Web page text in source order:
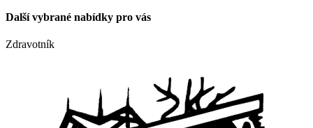
Další vybrané nabídky pro vás
Zdravotník